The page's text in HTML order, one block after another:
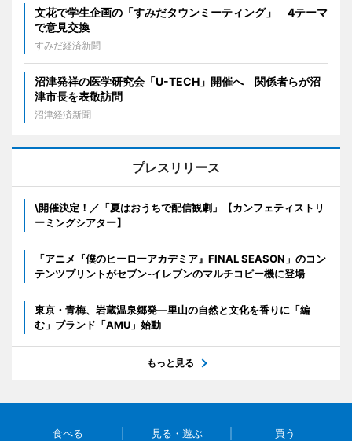
文花で学生企画の「すみだタウンミーティング」 4テーマ
で意見交換
すみだ経済新聞
沼津発祥の医学研究会「U-TECH」開催へ 関係者らが沼
津市長を表敬訪問
沼津経済新聞
プレスリリース
\開催決定！／「夏はおうちで配信観劇」【カンフェティストリ
ーミングシアター】
「アニメ『僕のヒーローアカデミア』FINAL SEASON」のコン
テンツプリントがセブン‐イレブンのマルチコピー機に登場
東京・青梅、岩蔵温泉郷発―里山の自然と文化を香りに「編
む」ブランド「AMU」始動
もっと見る
食べる 見る・遊ぶ 買う